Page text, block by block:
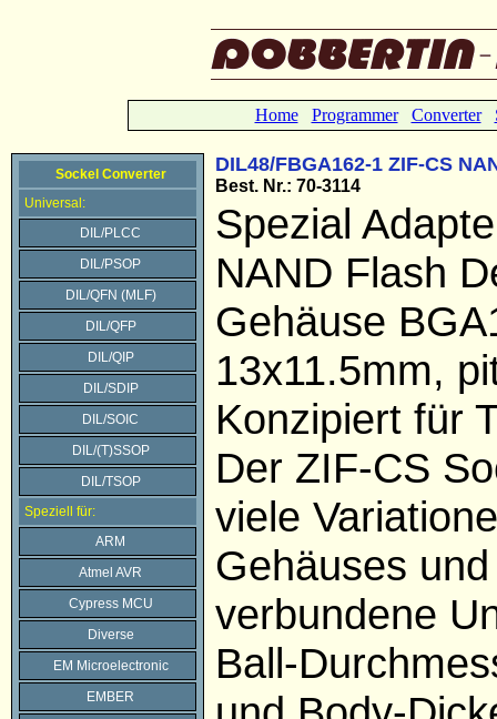
Home Programmer Converter
Sockel Converter
Universal:
DIL/PLCC
DIL/PSOP
DIL/QFN (MLF)
DIL/QFP
DIL/QIP
DIL/SDIP
DIL/SOIC
DIL/(T)SSOP
DIL/TSOP
Speziell für:
ARM
Atmel AVR
Cypress MCU
Diverse
EM Microelectronic
EMBER
DIL48/FBGA162-1 ZIF-CS
Best. Nr.: 70-3114
Spezial
NAND Flash
Gehäuse
13x11.5mm,
Konzipiert für
Der ZIF-CS
viele
Gehäuses
verbundene
Ball-